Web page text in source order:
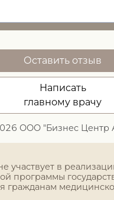
ООО "Бизнес Центр
Оставить отзыв
Написать
главному врачу
участвует в
программы
гражданам